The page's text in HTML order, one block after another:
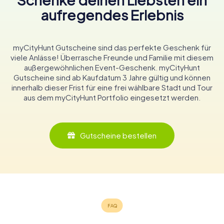
aufregendes Erlebnis
myCityHunt Gutscheine sind das perfekte Geschenk für
viele Anlässe! Überrasche Freunde und Familie mit diesem
außergewöhnlichen Event-Geschenk. myCityHunt
Gutscheine sind ab Kaufdatum 3 Jahre gültig und können
innerhalb dieser Frist für eine frei wählbare Stadt und Tour
aus dem myCityHunt Portfolio eingesetzt werden.
Gutscheine bestellen